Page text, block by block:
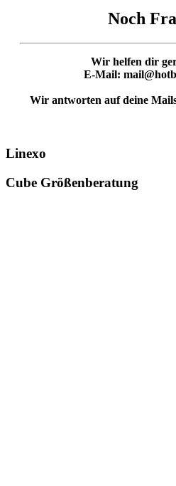
Noch
Wir helfen dir
E-Mail:
Wir antworten auf deine
Linexo
Cube Größenberatung